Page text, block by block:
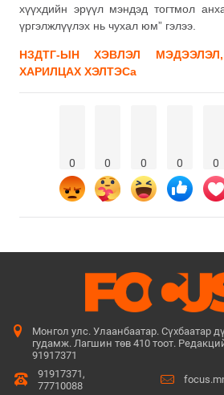
хүүхдийн эрүүл мэндэд тогтмол
үргэлжлүүлэх нь чухал юм” гэлээ.
НЗДТГ-ЫН ХЭВЛЭЛ
ХАРИЛЦАХ ХЭЛТЭСa
0 0 0 0 0
Монгол улс. Улаанбаатар. Сүхбаатар
гудамж. Лагшин төв 410 тоот.
91917371
91917371,
77710088